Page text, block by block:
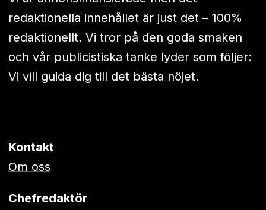
redaktionella innehållet är just det – 100%
redaktionellt. Vi tror på den goda smaken
och vår publicistiska tanke lyder som följer:
Vi vill guida dig till det bästa nöjet.
Kontakt
Om oss
Chefredaktör